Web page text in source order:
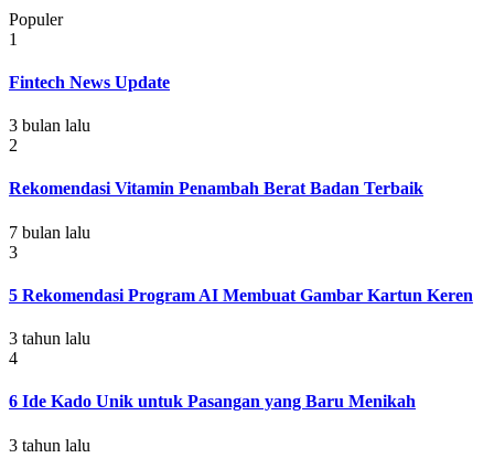
Populer
1
Fintech News Update
3 bulan lalu
2
Rekomendasi Vitamin Penambah Berat Badan Terbaik
7 bulan lalu
3
5 Rekomendasi Program AI Membuat Gambar Kartun Keren
3 tahun lalu
4
6 Ide Kado Unik untuk Pasangan yang Baru Menikah
3 tahun lalu